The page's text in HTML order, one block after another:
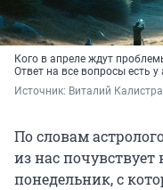
Кого в апреле ждут
Ответ на все вопросы есть у
Источник: Виталий
По словам
из нас почувствует
понедельник, с